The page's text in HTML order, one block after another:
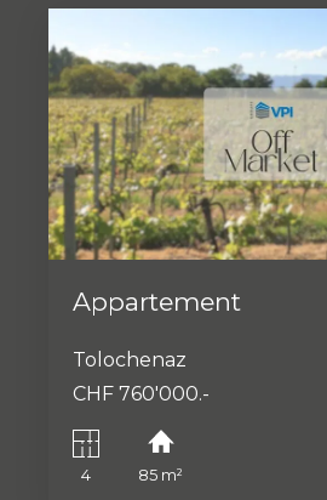
Appartement
Tolochenaz
CHF 760'000.-
4 85 m²